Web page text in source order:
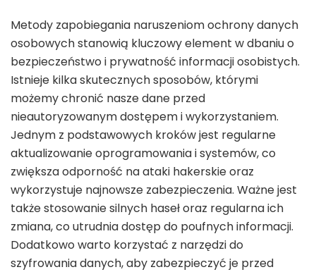
Metody zapobiegania naruszeniom ochrony danych
osobowych stanowią kluczowy element w dbaniu o
bezpieczeństwo i prywatność informacji osobistych.
Istnieje kilka skutecznych sposobów, którymi
możemy chronić nasze dane przed
nieautoryzowanym dostępem i wykorzystaniem.
Jednym z podstawowych kroków jest regularne
aktualizowanie oprogramowania i systemów, co
zwiększa odporność na ataki hakerskie oraz
wykorzystuje najnowsze zabezpieczenia. Ważne jest
także stosowanie silnych haseł oraz regularna ich
zmiana, co utrudnia dostęp do poufnych informacji.
Dodatkowo warto korzystać z narzędzi do
szyfrowania danych, aby zabezpieczyć je przed